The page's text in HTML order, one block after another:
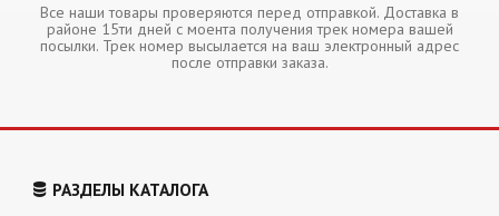
Все наши товары проверяются перед отправкой. Доставка в
районе 15ти дней с моента получения трек номера вашей
посылки. Трек номер высылается на ваш электронный адрес
после отправки заказа.
РАЗДЕЛЫ КАТАЛОГА